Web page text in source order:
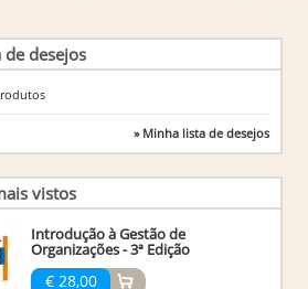
de desejos
» Minha lista de desejos
vistos
Introdução à Gestão de
Organizações - 3ª Edição
€ 28,00